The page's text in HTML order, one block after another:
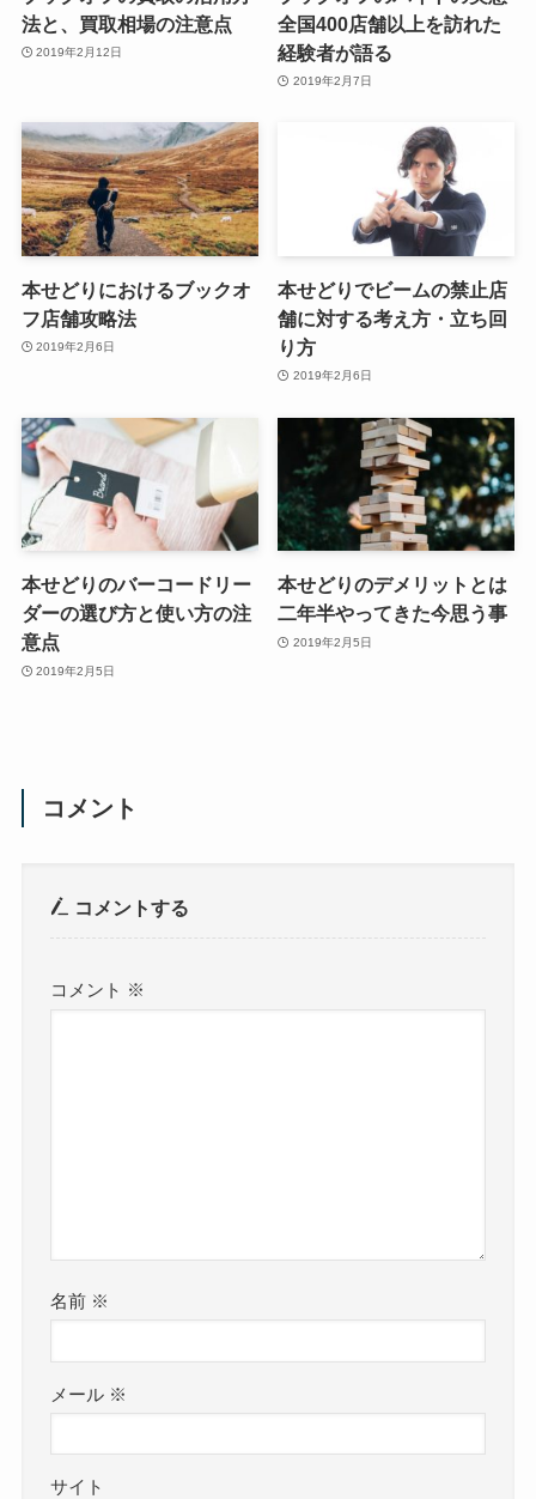
法と、買取相場の注意点
2019年2月12日
全国400店舗以上を訪れた
経験者が語る
2019年2月7日
本せどりにおけるブックオ
フ店舗攻略法
2019年2月6日
本せどりでビームの禁止店
舗に対する考え方・立ち回
り方
2019年2月6日
本せどりのバーコードリー
ダーの選び方と使い方の注
意点
2019年2月5日
本せどりのデメリットとは
二年半やってきた今思う事
2019年2月5日
コメント
コメントする
コメント ※
名前 ※
メール ※
サイト